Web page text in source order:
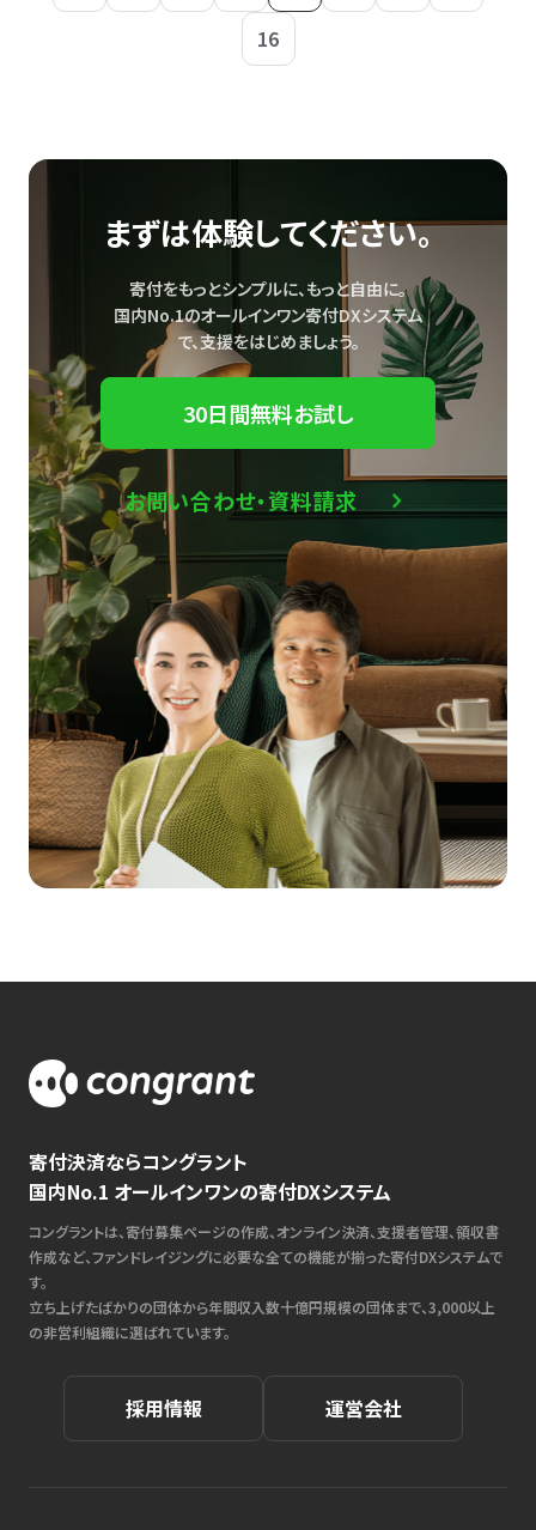
16
まずは体験してください。
寄付をもっとシンプルに、もっと自由に。
国内No.1のオールインワン寄付DXシステム
で、支援をはじめましょう。
30日間無料お試し
お問い合わせ・資料請求
寄付決済ならコングラント
国内No.1 オールインワンの寄付DXシステム
コングラントは、寄付募集ページの作成、オンライン決済、支援者管理、領収書
作成など、ファンドレイジングに必要な全ての機能が揃った寄付DXシステムで
す。
立ち上げたばかりの団体から年間収入数十億円規模の団体まで、3,000以上
の非営利組織に選ばれています。
採用情報 運営会社